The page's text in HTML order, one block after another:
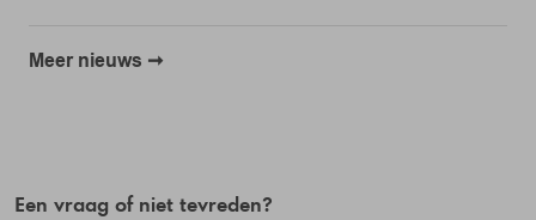
Meer nieuws
Een vraag of niet tevreden?